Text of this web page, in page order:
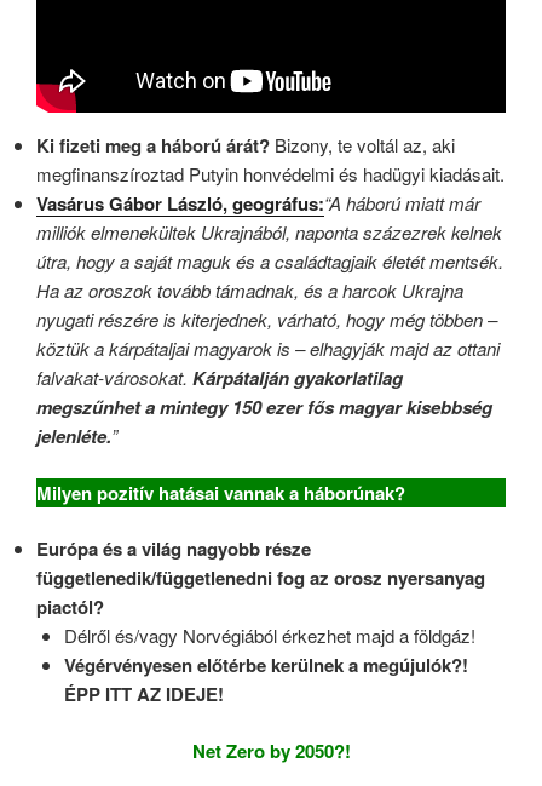
Ki fizeti meg a háború árát? Bizony, te voltál az, aki
megfinanszíroztad Putyin honvédelmi és hadügyi kiadásait.
Vasárus Gábor László, geográfus:“A háború miatt már
milliók elmenekültek Ukrajnából, naponta százezrek kelnek
útra, hogy a saját maguk és a családtagjaik életét mentsék.
Ha az oroszok tovább támadnak, és a harcok Ukrajna
nyugati részére is kiterjednek, várható, hogy még többen –
köztük a kárpátaljai magyarok is – elhagyják majd az ottani
falvakat-városokat. Kárpátalján gyakorlatilag
megszűnhet a mintegy 150 ezer fős magyar kisebbség
jelenléte.”
Milyen pozitív hatásai vannak a háborúnak?
Európa és a világ nagyobb része
függetlenedik/függetlenedni fog az orosz nyersanyag
piactól?
Délről és/vagy Norvégiából érkezhet majd a földgáz!
Végérvényesen előtérbe kerülnek a megújulók?!
ÉPP ITT AZ IDEJE!
Net Zero by 2050?!